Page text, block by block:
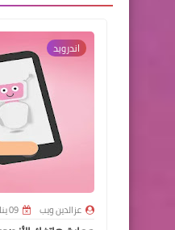
اندرويد
عزالدين ويب 09 يناير 2025